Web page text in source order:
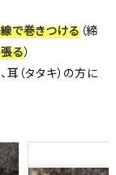
で巻きつける（締
る）
（タタキ）の方に